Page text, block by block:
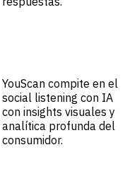
YouScan compite en el
social listening con IA
con insights visuales y
analítica profunda del
consumidor.